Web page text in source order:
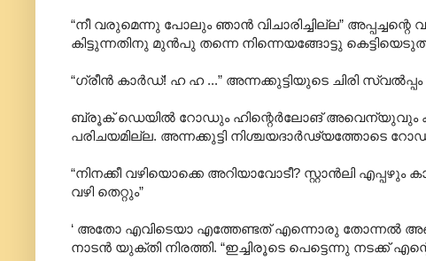
“നീ വരുമെന്നു പോലും ഞാൻ വിചാരിച്ചില്ല”
കിട്ടുന്നതിനു മുൻപു തന്നെ നിന്നെയങ്ങോട്ടു
“ഗ്രീൻ കാർഡ്! ഹ ഹ ...” അന്നക്കുട്ടിയുടെ ചിരി സ്വൽപ്പം
ബ്രൂക് ഡെയിൽ റോഡും ഹിന്റെർലോങ് അവെന്യുവും
പരിചയമില്ല. അന്നക്കുട്ടി നിശ്ചയദാർഢ്യത്തോടെ
“നിനക്കീ വഴിയൊക്കെ അറിയാവോടീ? സ്റ്റാൻലി എപ്പഴും
വഴി തെറ്റും”
‘ അതോ എവിടെയാ എത്തേണ്ടത് എന്നൊരു തോന്നൽ അങ്ങു
നാടൻ യുക്തി നിരത്തി. “ഇച്ചിരൂടെ പെട്ടെന്നു നടക്ക്